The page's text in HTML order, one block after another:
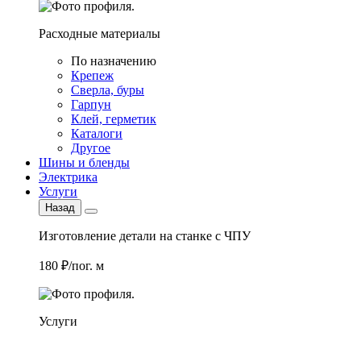
Расходные материалы
По назначению
Крепеж
Сверла, буры
Гарпун
Клей, герметик
Каталоги
Другое
Шины и бленды
Электрика
Услуги
Назад
Изготовление детали на станке с ЧПУ
180 ₽/пог. м
Услуги